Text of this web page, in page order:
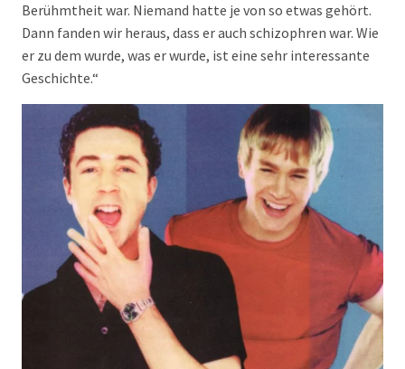
Berühmtheit war. Niemand hatte je von so etwas gehört.
Dann fanden wir heraus, dass er auch schizophren war. Wie
er zu dem wurde, was er wurde, ist eine sehr interessante
Geschichte.“